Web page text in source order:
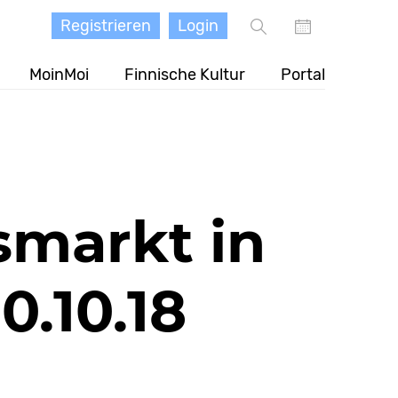
MoinMoi Finnische Kultur Portal
Registrieren Login
in